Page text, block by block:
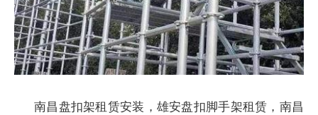
南昌盘扣架租赁安装，雄安盘扣脚手架租赁，南昌